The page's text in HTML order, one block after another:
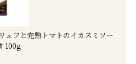
ュフと完熟トマトのイカスミソー
100g